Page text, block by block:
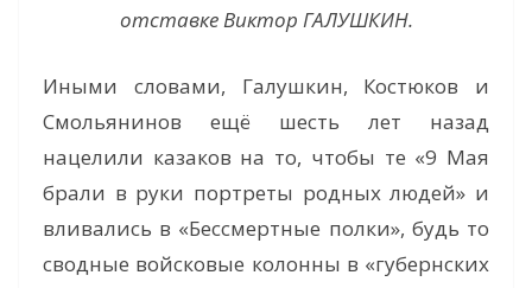
отставке Виктор ГАЛУШКИН.
Иными словами, Галушкин, Костюков и
Смольянинов ещё шесть лет назад
нацелили казаков на то, чтобы те «9 Мая
брали в руки портреты родных людей» и
вливались в «Бессмертные полки», будь то
сводные войсковые колонны в «губернских